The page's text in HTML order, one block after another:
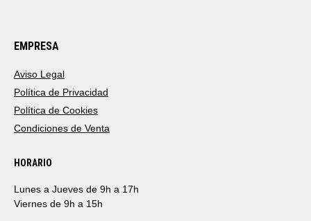
EMPRESA
Aviso Legal
Política de Privacidad
Política de Cookies
Condiciones de Venta
HORARIO
Lunes a Jueves de 9h a 17h
Viernes de 9h a 15h